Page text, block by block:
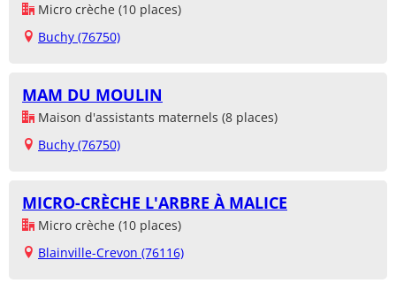
Micro crèche (10 places)
Buchy (76750)
MAM DU MOULIN
Maison d'assistants maternels (8 places)
Buchy (76750)
MICRO-CRÈCHE L'ARBRE À MALICE
Micro crèche (10 places)
Blainville-Crevon (76116)